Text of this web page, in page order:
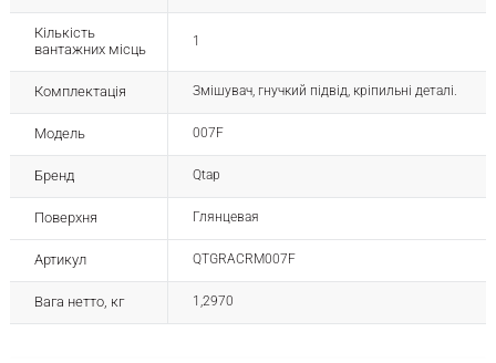
Кількість
вантажних місць
1
Комплектація Змішувач, гнучкий підвід, кріпильні деталі.
Модель 007F
Бренд Qtap
Поверхня Глянцевая
Артикул QTGRACRM007F
Вага нетто, кг 1,2970